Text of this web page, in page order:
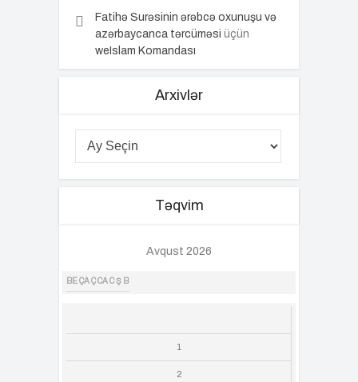
Fatihə Surəsinin ərəbcə oxunuşu və
azərbaycanca tərcüməsi üçün
weIslam Komandası
Arxivlər
Təqvim
Avqust 2026
BE ÇA Ç CA C Ş B
1
2